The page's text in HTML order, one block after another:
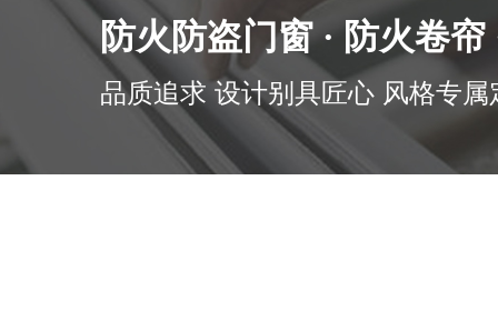
防火防盗门窗 · 防火卷
品质追求 设计别具匠心 风格专